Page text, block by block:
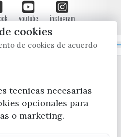
youtube instagram
Mapa Web
cookies
de cookies de acuerdo
tecnicas necesarias
opcionales para
o marketing.